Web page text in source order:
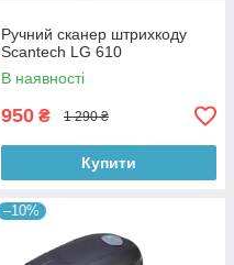
Ручний сканер штрихкоду
Scantech LG 610
В наявності
950 ₴ 1 290 ₴
Купити
–10%